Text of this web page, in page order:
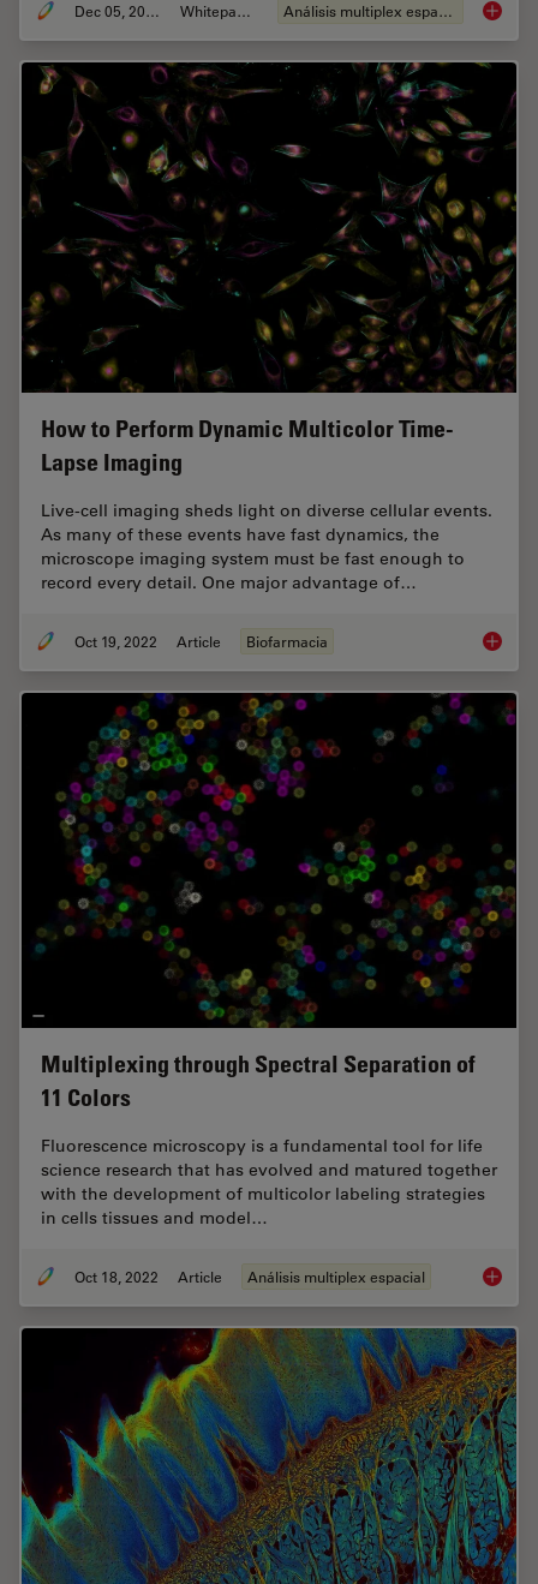
Dec 05, 2022 Whitepaper Análisis multiplex espacial
How to Perform Dynamic Multicolor Time-
Lapse Imaging
Live-cell imaging sheds light on diverse cellular events.
As many of these events have fast dynamics, the
microscope imaging system must be fast enough to
record every detail. One major advantage of…
Oct 19, 2022 Article Biofarmacia How to
Multiplexing through Spectral Separation of
11 Colors
Fluorescence microscopy is a fundamental tool for life
science research that has evolved and matured together
with the development of multicolor labeling strategies
in cells tissues and model…
Oct 18, 2022 Article Análisis multiplex espacial